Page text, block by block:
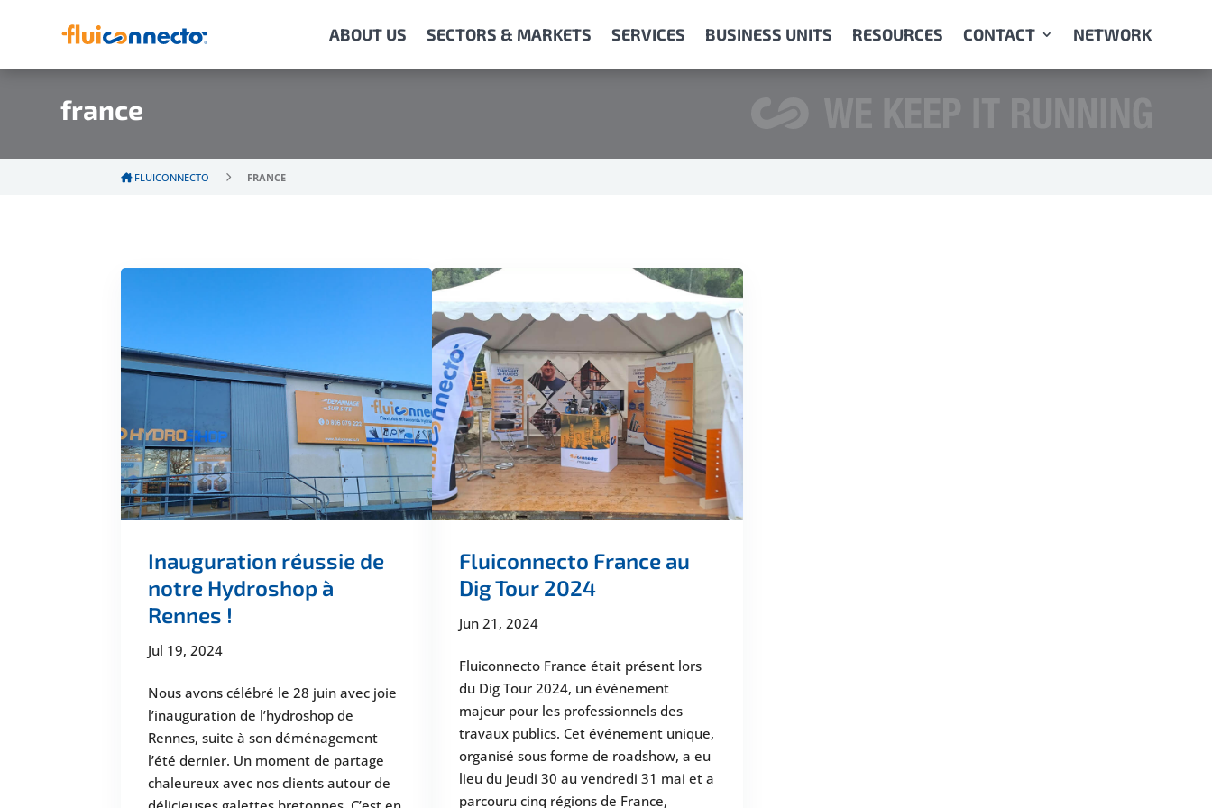
ABOUT US SECTORS & MARKETS SERVICES BUSINESS UNITS RESOURCES CONTACT NETWORK
france
FLUICONNECTO FRANCE
Inauguration réussie de
notre Hydroshop à
Rennes !
Jul 19, 2024
Nous avons célébré le 28 juin avec joie
l’inauguration de l’hydroshop de
Rennes, suite à son déménagement
l’été dernier. Un moment de partage
chaleureux avec nos clients autour de
Fluiconnecto France au
Dig Tour 2024
Jun 21, 2024
Fluiconnecto France était présent lors
du Dig Tour 2024, un événement
majeur pour les professionnels des
travaux publics. Cet événement unique,
organisé sous forme de roadshow, a eu
lieu du jeudi 30 au vendredi 31 mai et a
parcouru cinq régions de France,